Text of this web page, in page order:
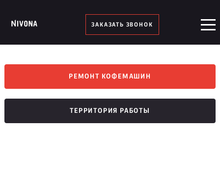
ЗАКАЗАТЬ ЗВОНОК
РЕМОНТ КОФЕМАШИН
ТЕРРИТОРИЯ РАБОТЫ